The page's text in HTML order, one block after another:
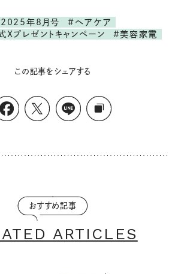
年8月号
#ヘアケア
Xプレゼントキャンペーン
#美容家電
この記事をシェアする
おすすめ記事
ARTICLES